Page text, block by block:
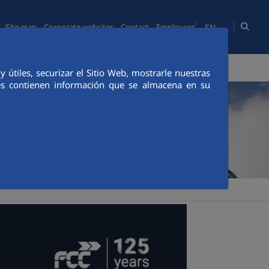
útiles, securizar el Sitio Web, mostrarle nuestras
contienen información que se almacena en su
Site map Corporate websites Contact Employees EN
MEDIA ROOM WHISTLEBLOWING CHANNEL